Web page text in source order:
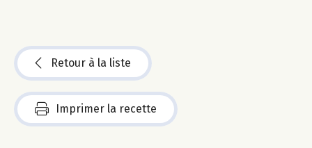
Retour à la liste
Imprimer la recette